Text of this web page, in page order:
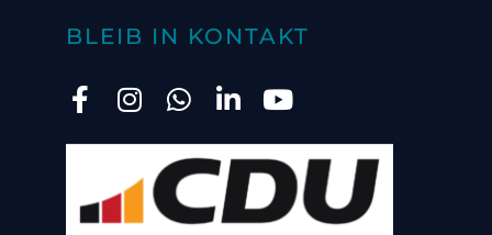
BLEIB IN KONTAKT